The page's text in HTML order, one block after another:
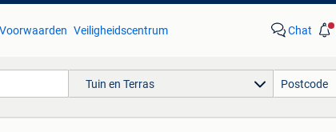
Voorwaarden Veiligheidscentrum Chat
Tuin en Terras